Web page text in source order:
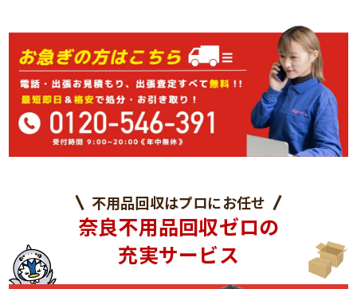
不用品回収はプロにお任せ
奈良不用品回収ゼロの
充実サービス